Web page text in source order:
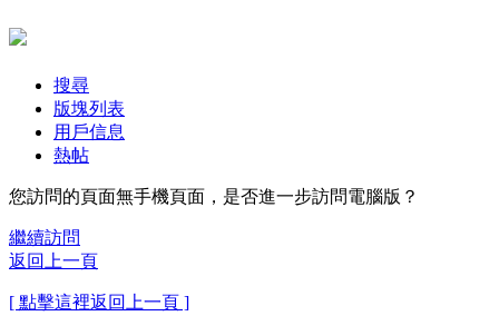
搜尋
版塊列表
用戶信息
熱帖
您訪問的頁面無手機頁面，是否進一步訪問電腦版？
繼續訪問
返回上一頁
[ 點擊這裡返回上一頁 ]